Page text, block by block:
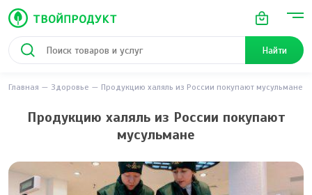
Найти
Главная Здоровье Продукцию халяль из России покупают мусульмане
Продукцию халяль из России покупают
мусульмане